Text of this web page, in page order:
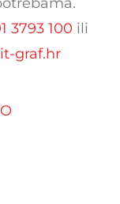
3793 100 ili
graf.hr